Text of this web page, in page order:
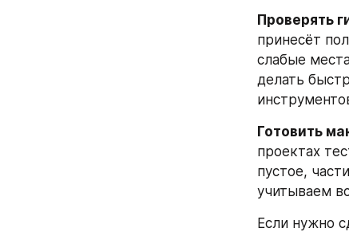
Проверять
принесёт
слабые
делать
Готовить
проектах
пустое,
учитываем
Если нужно